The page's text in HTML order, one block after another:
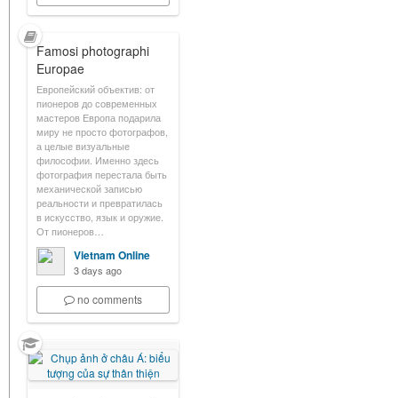
Famosi photographi
Europae
Европейский объектив: от
пионеров до современных
мастеров Европа подарила
миру не просто фотографов,
а целые визуальные
философии. Именно здесь
фотография перестала быть
механической записью
реальности и превратилась
в искусство, язык и оружие.
От пионеров…
Vietnam Online
3 days ago
no comments